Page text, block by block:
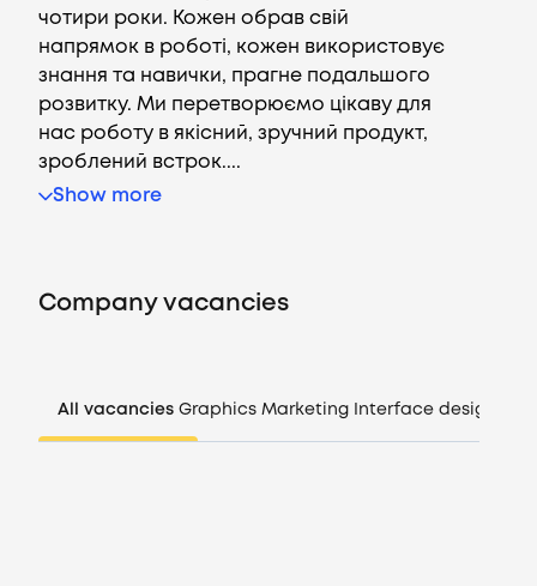
CV generator
чотири роки. Кожен обрав свій
напрямок в роботі, кожен використовує
знання та навички, прагне подальшого
розвитку. Ми перетворюємо цікаву для
нас роботу в якісний, зручний продукт,
зроблений встрок....
Show more
Company vacancies
All vacancies Graphics Marketing Interface design